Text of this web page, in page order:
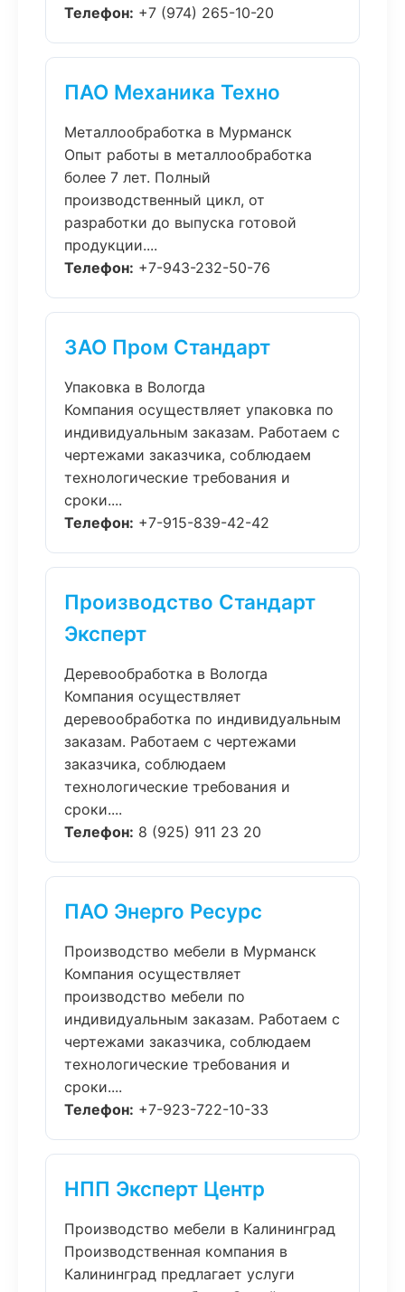
Телефон: +7 (974) 265-10-20
ПАО Механика Техно
Металлообработка в Мурманск
Опыт работы в металлообработка
более 7 лет. Полный
производственный цикл, от
разработки до выпуска готовой
продукции....
Телефон: +7-943-232-50-76
ЗАО Пром Стандарт
Упаковка в Вологда
Компания осуществляет упаковка по
индивидуальным заказам. Работаем с
чертежами заказчика, соблюдаем
технологические требования и
сроки....
Телефон: +7-915-839-42-42
Производство Стандарт
Эксперт
Деревообработка в Вологда
Компания осуществляет
деревообработка по индивидуальным
заказам. Работаем с чертежами
заказчика, соблюдаем
технологические требования и
сроки....
Телефон: 8 (925) 911 23 20
ПАО Энерго Ресурс
Производство мебели в Мурманск
Компания осуществляет
производство мебели по
индивидуальным заказам. Работаем с
чертежами заказчика, соблюдаем
технологические требования и
сроки....
Телефон: +7-923-722-10-33
НПП Эксперт Центр
Производство мебели в Калининград
Производственная компания в
Калининград предлагает услуги